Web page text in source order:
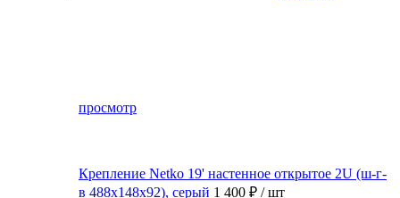
просмотр
Крепление Netko 19' настенное открытое 2U (ш-г-
в 488х148х92), серый 1 400 ₽ / шт